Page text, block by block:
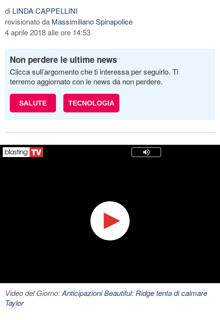
di LINDA CAPPELLINI
revisionato da Massimiliano Spinapolice
4 aprile 2018 alle ore 14:53
Non perdere le ultime news
Clicca sull’argomento che ti interessa per seguirlo. Ti
terremo aggiornato con le news da non perdere.
SALUTE TECNOLOGIA
Video del Giorno:Anticipazioni Beautiful: Ridge tenta di calmare
Taylor